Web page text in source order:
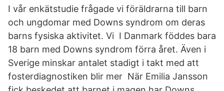
I vår enkätstudie frågade vi föräldrarna till barn
och ungdomar med Downs syndrom om deras
barns fysiska aktivitet. Vi I Danmark föddes bara
18 barn med Downs syndrom förra året. Även i
Sverige minskar antalet stadigt i takt med att
fosterdiagnostiken blir mer När Emilia Jansson